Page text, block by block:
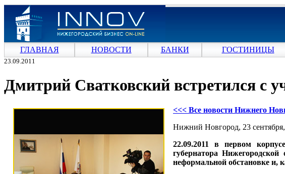
ГЛАВНАЯ НОВОСТИ БАНКИ ГОСТИНИЦЫ
23.09.2011
Дмитрий Сватковский встретился с
<<< Все новости Нижнего
Нижний Новгород, 23
22.09.2011 в первом
губернатора Нижегородской
неформальной обстановке и,